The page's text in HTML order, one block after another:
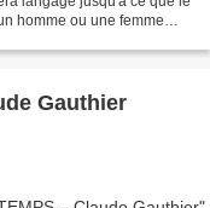
homme ou une femme
Gauthier